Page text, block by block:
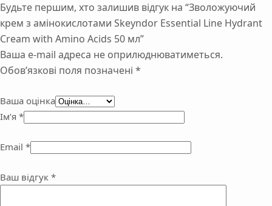
Будьте першим, хто залишив відгук на “Зволожуючий
крем з амінокислотами Skeyndor Essential Line Hydrant
Cream with Amino Acids 50 мл”
Ваша e-mail адреса не оприлюднюватиметься.
Обов’язкові поля позначені *
Ваша оцінка
Ім’я *
Email *
Ваш відгук *